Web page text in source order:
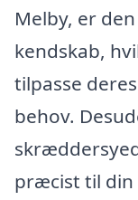
Melby, er
kendskab,
tilpasse
behov.
præcist til din